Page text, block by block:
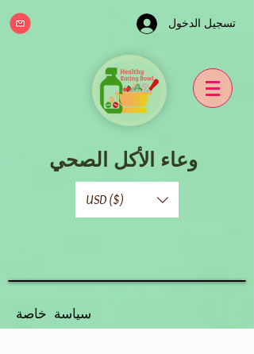
تسجيل الدخول
وعاء الأكل الصحي
USD ($)
سياسة خاصة